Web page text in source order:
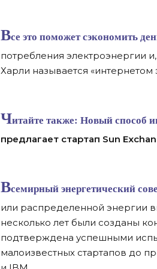
Все это поможет сэкономить
потребления электроэнергии
Харли называется «интернетом
Читайте также: Новый способ
предлагает стартап Sun
Всемирный энергетический
или распределенной энергии
несколько лет были созданы
подтверждена успешными
малоизвестных стартапов до